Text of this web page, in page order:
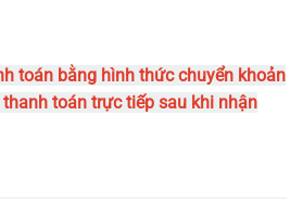
toán bằng hình thức chuyển khoản
toán trực tiếp sau khi nhận